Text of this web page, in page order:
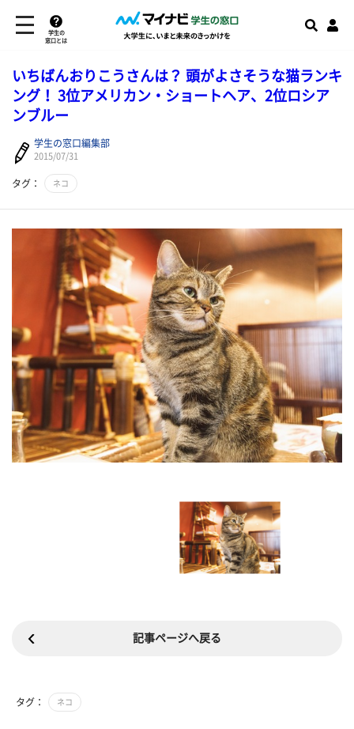
学生の
窓口とは
いちばんおりこうさんは？ 頭がよさそうな猫ランキ
ング！ 3位アメリカン・ショートヘア、2位ロシア
ンブルー
学生の窓口編集部
2015/07/31
タグ： ネコ
記事ページへ戻る
タグ： ネコ